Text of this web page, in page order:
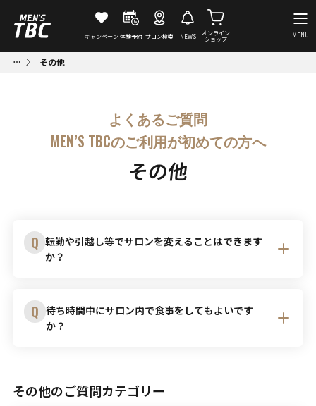
キャンペーン体験予約 サロン検索 NEWS
オンライン
ショップ
MENU
その他
よくあるご質問
MEN’S TBCのご利用が初めての方へ
その他
Q 転勤や引越し等でサロンを変えることはできます
か？
A
ば、お近くのサロンをご案内いたします。MEN’S TBC
は全サロン直営店ですので、サロン変更後も続けてご
全国サロン検索はこちら
Q 待ち時間中にサロン内で食事をしてもよいです
か？
おります。
その他のご質問カテゴリー